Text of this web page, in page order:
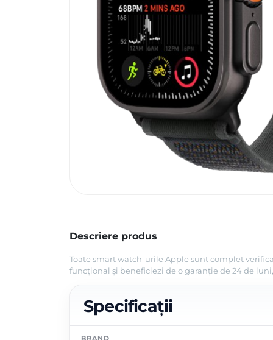
Descriere produs
Toate smart watch-urile Apple sunt complet
funcțional și beneficiezi de o garanție de 24 de
Specificații
BRAND